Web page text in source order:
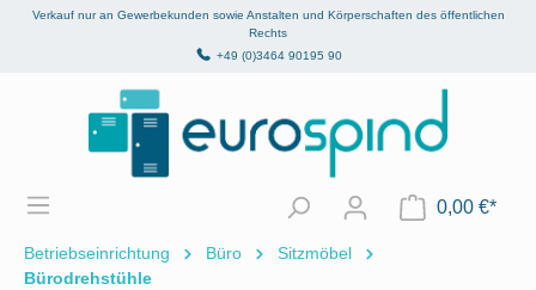
springen
Verkauf nur an Gewerbekunden sowie Anstalten und Körperschaften des öffentlichen
Rechts
+49 (0)3464 90195 90
0,00 €*
Betriebseinrichtung Büro
Sitzmöbel
Bürodrehstühle